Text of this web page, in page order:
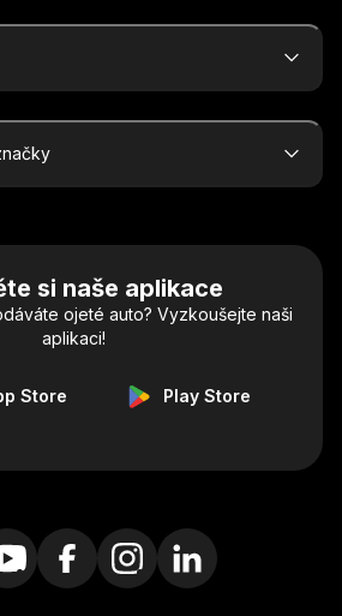
si naše aplikace
ojeté auto? Vyzkoušejte naši
aplikaci!
Store Play Store